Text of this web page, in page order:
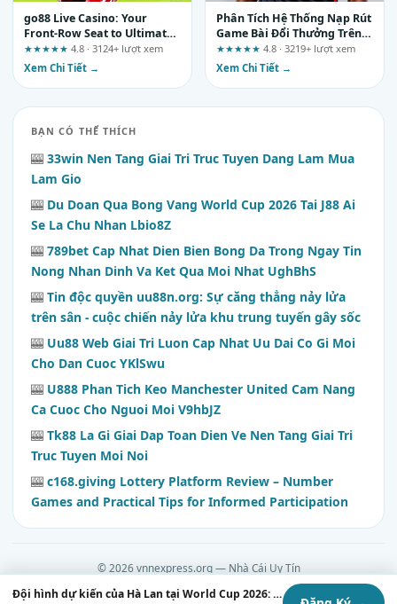
go88 Live Casino: Your
Front-Row Seat to Ultimate
Table Action
★★★★★ 4.8 · 3124+ lượt xem
Xem Chi Tiết →
Phân Tích Hệ Thống Nạp Rút
Game Bài Đổi Thưởng Trên
gamebaidoithuongx.com
★★★★★ 4.8 · 3219+ lượt xem
Xem Chi Tiết →
BẠN CÓ THỂ THÍCH
🎰 33win Nen Tang Giai Tri Truc Tuyen Dang Lam Mua
Lam Gio
🎰 Du Doan Qua Bong Vang World Cup 2026 Tai J88 Ai
Se La Chu Nhan Lbio8Z
🎰 789bet Cap Nhat Dien Bien Bong Da Trong Ngay Tin
Nong Nhan Dinh Va Ket Qua Moi Nhat UghBhS
🎰 Tin độc quyền uu88n.org: Sự căng thẳng nảy lửa
trên sân - cuộc chiến nảy lửa khu trung tuyến gây sốc
🎰 Uu88 Web Giai Tri Luon Cap Nhat Uu Dai Co Gi Moi
Cho Dan Cuoc YKlSwu
🎰 U888 Phan Tich Keo Manchester United Cam Nang
Ca Cuoc Cho Nguoi Moi V9hbJZ
🎰 Tk88 La Gi Giai Dap Toan Dien Ve Nen Tang Giai Tri
Truc Tuyen Moi Noi
🎰 c168.giving Lottery Platform Review – Number
Games and Practical Tips for Informed Participation
© 2026 vnnexpress.org — Nhà Cái Uy Tín
Contact· Chính Sách Giao Dịch ·Chính Sách Hoàn Trả Chính Sách Bảo Mật·
Đội hình dự kiến của Hà Lan tại World Cup 2026: Cỗ máy màu da cam đã sẵn sàng bùng nổ?